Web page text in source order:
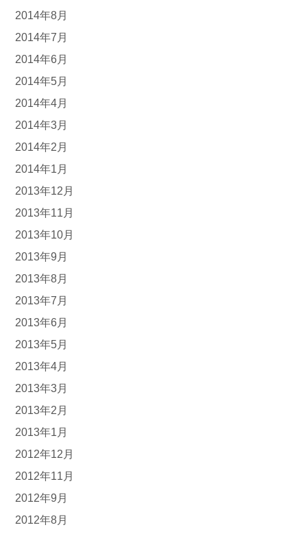
2014年8月
2014年7月
2014年6月
2014年5月
2014年4月
2014年3月
2014年2月
2014年1月
2013年12月
2013年11月
2013年10月
2013年9月
2013年8月
2013年7月
2013年6月
2013年5月
2013年4月
2013年3月
2013年2月
2013年1月
2012年12月
2012年11月
2012年9月
2012年8月